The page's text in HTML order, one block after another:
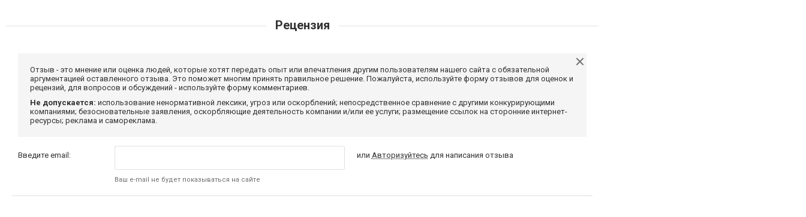
Рецензия
Отзыв - это мнение или оценка людей, которые хотят передать опыт или впечатления другим пользователям нашего сайта с обязательной
аргументацией оставленного отзыва. Это поможет многим принять правильное решение. Пожалуйста, используйте форму отзывов для оценок и
рецензий, для вопросов и обсуждений - используйте форму комментариев.
Не допускается: использование ненормативной лексики, угроз или оскорблений; непосредственное сравнение с другими конкурирующими
компаниями; безосновательные заявления, оскорбляющие деятельность компании и/или ее услуги; размещение ссылок на сторонние интернет-
ресурсы; реклама и самореклама.
Введите email:
Ваш e-mail не будет показываться на сайте
или Авторизуйтесь для написания отзыва